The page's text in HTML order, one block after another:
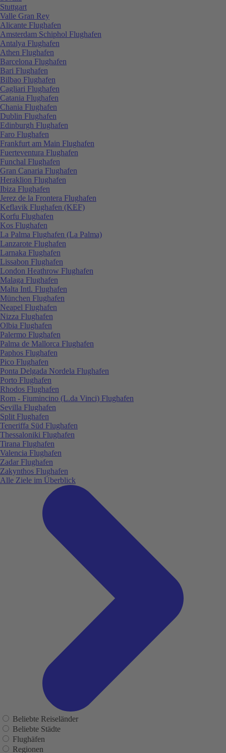
Stuttgart
Valle Gran Rey
Alicante Flughafen
Amsterdam Schiphol Flughafen
Antalya Flughafen
Athen Flughafen
Barcelona Flughafen
Bari Flughafen
Bilbao Flughafen
Cagliari Flughafen
Catania Flughafen
Chania Flughafen
Dublin Flughafen
Edinburgh Flughafen
Faro Flughafen
Frankfurt am Main Flughafen
Fuerteventura Flughafen
Funchal Flughafen
Gran Canaria Flughafen
Heraklion Flughafen
Ibiza Flughafen
Jerez de la Frontera Flughafen
Keflavik Flughafen (KEF)
Korfu Flughafen
Kos Flughafen
La Palma Flughafen (La Palma)
Lanzarote Flughafen
Larnaka Flughafen
Lissabon Flughafen
London Heathrow Flughafen
Malaga Flughafen
Malta Intl. Flughafen
München Flughafen
Neapel Flughafen
Nizza Flughafen
Olbia Flughafen
Palermo Flughafen
Palma de Mallorca Flughafen
Paphos Flughafen
Pico Flughafen
Ponta Delgada Nordela Flughafen
Porto Flughafen
Rhodos Flughafen
Rom - Fiumincino (L.da Vinci) Flughafen
Sevilla Flughafen
Split Flughafen
Teneriffa Süd Flughafen
Thessaloniki Flughafen
Tirana Flughafen
Valencia Flughafen
Zadar Flughafen
Zakynthos Flughafen
Alle Ziele im Überblick
Beliebte Reiseländer
Beliebte Städte
Flughäfen
Regionen